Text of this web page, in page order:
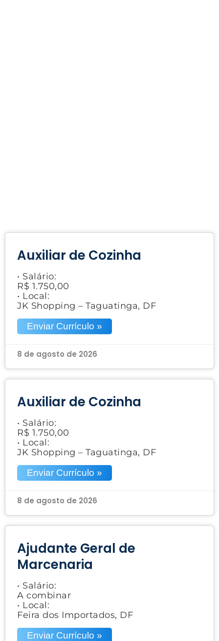
Auxiliar de Cozinha
• Salário:
R$ 1.750,00
• Local:
JK Shopping – Taguatinga, DF
Enviar Currículo »
8 de agosto de 2026
Auxiliar de Cozinha
• Salário:
R$ 1.750,00
• Local:
JK Shopping – Taguatinga, DF
Enviar Currículo »
8 de agosto de 2026
Ajudante Geral de
Marcenaria
• Salário:
A combinar
• Local:
Feira dos Importados, DF
Enviar Currículo »